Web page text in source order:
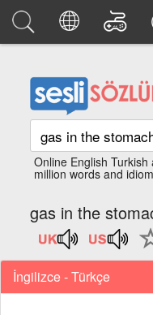
Online English
million words and
gas in the
İngilizce - Türkçe